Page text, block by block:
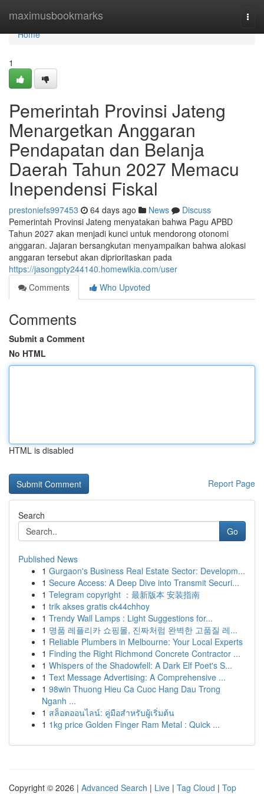
maximusbookmarks
Home
Home
1
Pemerintah Provinsi Jateng
Menargetkan Anggaran
Pendapatan dan Belanja
Daerah Tahun 2027 Memacu
Inependensi Fiskal
prestoniefs997453 64 days ago News
Discuss
Pemerintah Provinsi Jateng menyatakan bahwa Pagu APBD
Tahun 2027 akan menjadi kunci untuk mendorong otonomi
anggaran. Jajaran bersangkutan menyampaikan bahwa alokasi
anggaran tersebut akan diprioritaskan pada
https://jasongpty244140.homewikia.com/user
Comments
Who Upvoted
Comments
Submit a Comment
No HTML
HTML is disabled
Report Page
Search
Go
Published News
1 Gurgaon's Business Real Estate Sector: Developm...
1 Secure Access: A Deep Dive into Transmit Securi...
1 Telegram copyright ：最新版本 安装指南
1 trik akses gratis ck44chhoy
1 Trendy Wall Lamps : Light Suggestions for...
1 명품 레플리카 쇼핑몰, 진짜처럼 완벽한 고품질 레...
1 Reliable Plumbers in Melbourne: Your Local Experts
1 Finding the Right Richmond Concrete Contractor ...
1 Whispers of the Shadowfell: A Dark Elf Poet's S...
1 Text Message Advertising: A Comprehensive ...
1 98win Thuong Hieu Ca Cuoc Hang Dau Trong
Nganh ...
1 สล็อตออนไลน์: คู่มือสำหรับผู้เริ่มต้น
1 1kg price Golden Finger Ram Metal : Quick ...
Copyright © 2026 | Advanced Search | Live | Tag Cloud | Top